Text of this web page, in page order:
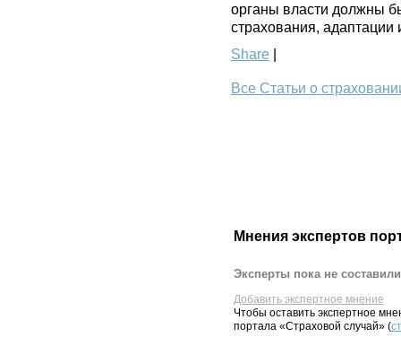
органы власти должны
страхования,
Share
Все Статьи о
Мнения экспертов
Эксперты пока не
Добавить экспертное мнение
Чтобы оставить экспертное
портала «Страховой случай» (